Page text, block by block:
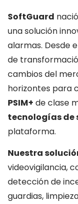
SoftGuard
una solución
alarmas. Desde
de
cambios del
horizontes para
PSIM+ de clase
tecnologías de
plataforma.
Nuestra
videovigilancia,
detección de
guardias,